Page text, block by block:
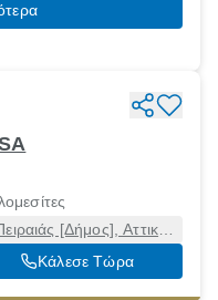
[Δήμος], Αττική,
Κάλεσε Τώρα